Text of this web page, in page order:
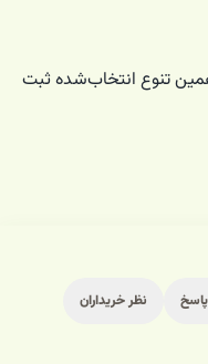
تنوع انتخاب‌شده ثبت
نظر خریداران